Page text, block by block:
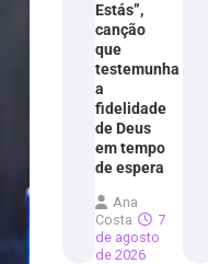
Estás”,
canção
que
testemunha
a
fidelidade
de Deus
em tempo
de espera
Ana
Costa
7
de agosto
de 2026